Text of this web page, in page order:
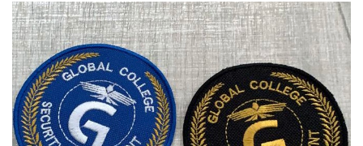
Αξεσουάρ